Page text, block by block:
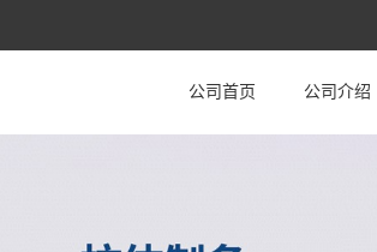
公司首页 公司介绍